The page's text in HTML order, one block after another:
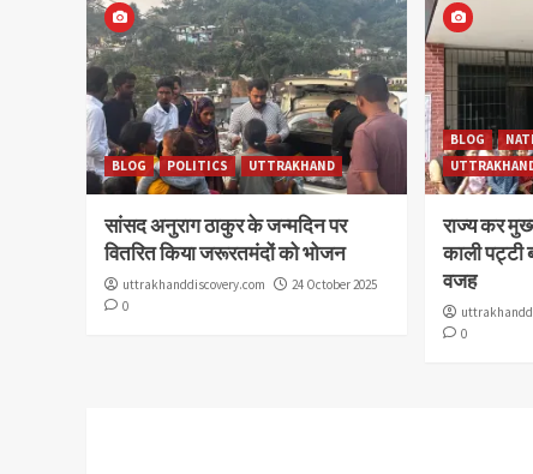
BLOG POLITICS UTTRAKHAND
सांसद अनुराग ठाकुर के जन्मदिन पर
वितरित किया जरूरतमंदों को भोजन
uttrakhanddiscovery.com
24 October 2025
0
BLOG
राज्य कर
काली पट्टी
वजह
0